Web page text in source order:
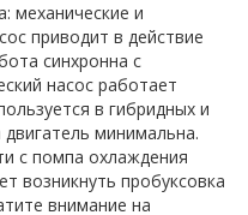
механические и
приводит в действие
синхронна с
насос работает
в гибридных и
двигатель минимальна.
с помпа охлаждения
возникнуть пробуксовка
внимание на